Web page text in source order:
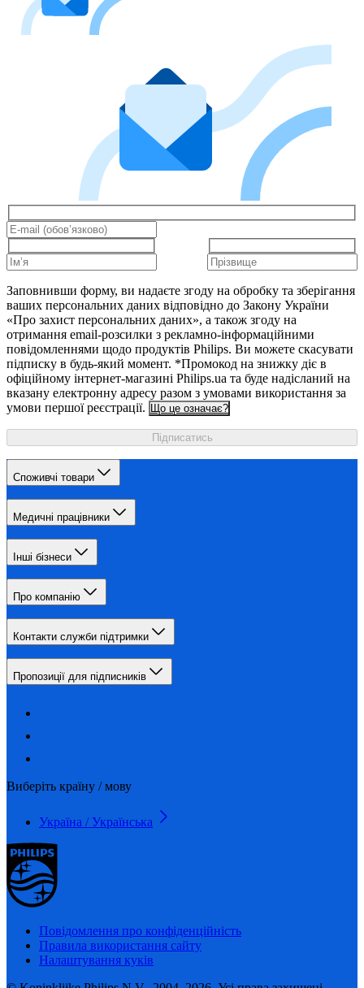
Заповнивши форму, ви надаєте згоду на обробку та зберігання
ваших персональних даних відповідно до Закону України
«Про захист персональних даних», а також згоду на
отримання email-розсилки з рекламно-інформаційними
повідомленнями щодо продуктів Philips. Ви можете скасувати
підписку в будь-який момент. *Промокод на знижку діє в
офіційному інтернет-магазині Philips.ua та буде надісланий на
вказану електронну адресу разом з умовами використання за
умови першої реєстрації. Що це означає?
Підписатись
Споживчі товари
Медичні працівники
Інші бізнеси
Про компанію
Контакти служби підтримки
Пропозиції для підписників
Виберіть країну / мову
Україна / Українська
Повідомлення про конфіденційність
Правила використання сайту
Налаштування куків